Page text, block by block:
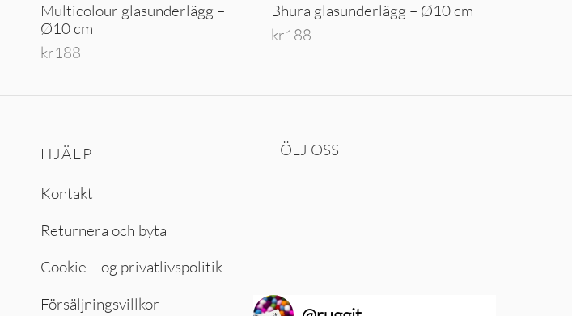
Multicolour glasunderlägg –
Ø10 cm
kr188
Bhura glasunderlägg – Ø10 cm
kr188
HJÄLP
Kontakt
Returnera och byta
Cookie – og privatlivspolitik
Försäljningsvillkor
FÖLJ OSS